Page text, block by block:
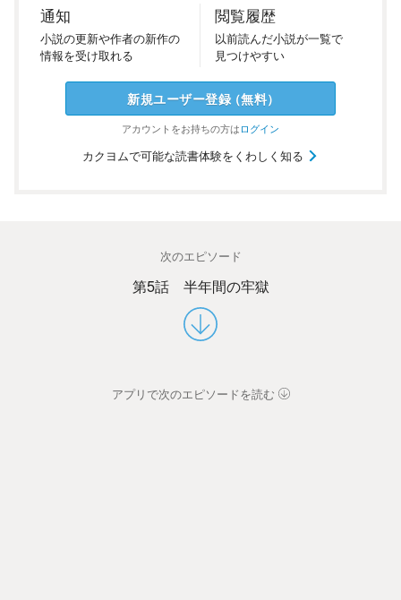
通知
小説の更新や作者の新作の
情報を受け取れる
閲覧履歴
以前読んだ小説が一覧で
見つけやすい
新規ユーザー登録（無料）
アカウントをお持ちの方はログイン
カクヨムで可能な読書体験をくわしく知る
次のエピソード
第5話 半年間の牢獄
アプリで次のエピソードを読む